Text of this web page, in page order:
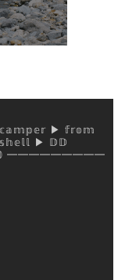
▶︎ 𝕗𝕣𝕠𝕞
▶︎ 𝔻𝔻
━━━━━━━━━